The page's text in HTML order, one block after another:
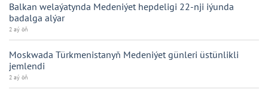
Balkan welaýatynda Medeniýet hepdeligi 22-nji iýunda
badalga alýar
2 aý öň
Moskwada Türkmenistanyň Medeniýet günleri üstünlikli
jemlendi
2 aý öň